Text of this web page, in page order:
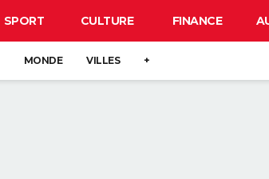
SPORT CULTURE FINANCE
MONDE VILLES +